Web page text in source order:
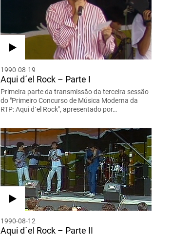
1990-08-19
Aqui d´el Rock – Parte I
Primeira parte da transmissão da terceira sessão
do "Primeiro Concurso de Música Moderna da
RTP: Aqui d´el Rock", apresentado por…
1990-08-12
Aqui d´el Rock – Parte II